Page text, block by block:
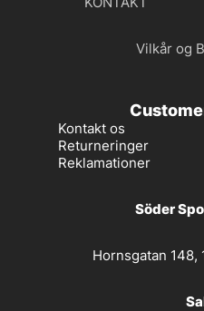
Vilkår og
Kontakt os
Returneringer
Reklamationer
Söder
Hornsgatan 148,